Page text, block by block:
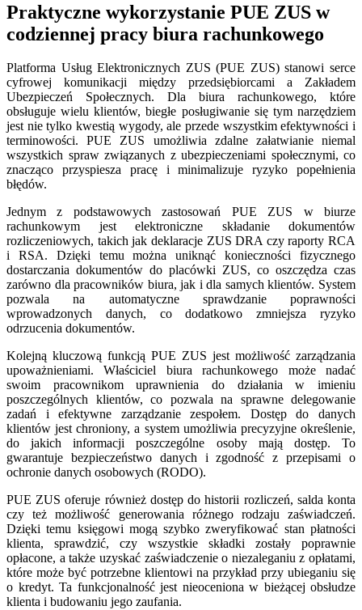
Praktyczne wykorzystanie PUE ZUS w
codziennej pracy biura rachunkowego
Platforma Usług Elektronicznych ZUS (PUE ZUS) stanowi serce
cyfrowej komunikacji między przedsiębiorcami a Zakładem
Ubezpieczeń Społecznych. Dla biura rachunkowego, które
obsługuje wielu klientów, biegłe posługiwanie się tym narzędziem
jest nie tylko kwestią wygody, ale przede wszystkim efektywności i
terminowości. PUE ZUS umożliwia zdalne załatwianie niemal
wszystkich spraw związanych z ubezpieczeniami społecznymi, co
znacząco przyspiesza pracę i minimalizuje ryzyko popełnienia
błędów.
Jednym z podstawowych zastosowań PUE ZUS w biurze
rachunkowym jest elektroniczne składanie dokumentów
rozliczeniowych, takich jak deklaracje ZUS DRA czy raporty RCA
i RSA. Dzięki temu można uniknąć konieczności fizycznego
dostarczania dokumentów do placówki ZUS, co oszczędza czas
zarówno dla pracowników biura, jak i dla samych klientów. System
pozwala na automatyczne sprawdzanie poprawności
wprowadzonych danych, co dodatkowo zmniejsza ryzyko
odrzucenia dokumentów.
Kolejną kluczową funkcją PUE ZUS jest możliwość zarządzania
upoważnieniami. Właściciel biura rachunkowego może nadać
swoim pracownikom uprawnienia do działania w imieniu
poszczególnych klientów, co pozwala na sprawne delegowanie
zadań i efektywne zarządzanie zespołem. Dostęp do danych
klientów jest chroniony, a system umożliwia precyzyjne określenie,
do jakich informacji poszczególne osoby mają dostęp. To
gwarantuje bezpieczeństwo danych i zgodność z przepisami o
ochronie danych osobowych (RODO).
PUE ZUS oferuje również dostęp do historii rozliczeń, salda konta
czy też możliwość generowania różnego rodzaju zaświadczeń.
Dzięki temu księgowi mogą szybko zweryfikować stan płatności
klienta, sprawdzić, czy wszystkie składki zostały poprawnie
opłacone, a także uzyskać zaświadczenie o niezaleganiu z opłatami,
które może być potrzebne klientowi na przykład przy ubieganiu się
o kredyt. Ta funkcjonalność jest nieoceniona w bieżącej obsłudze
klienta i budowaniu jego zaufania.